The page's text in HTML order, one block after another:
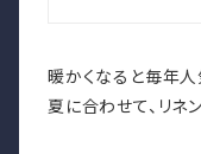
暖かくなると毎年人
夏に合わせて、リネ